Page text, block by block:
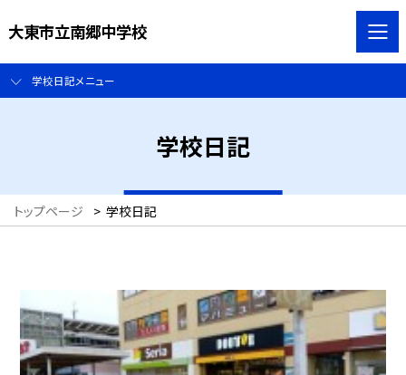
大東市立南郷中学校
学校日記メニュー
学校日記
トップページ > 学校日記